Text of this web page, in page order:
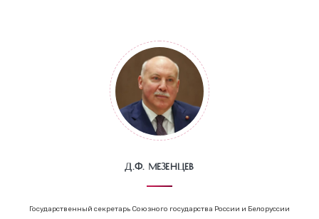
Д.Ф. Мезенцев
Государственный секретарь Союзного государства России и Белоруссии